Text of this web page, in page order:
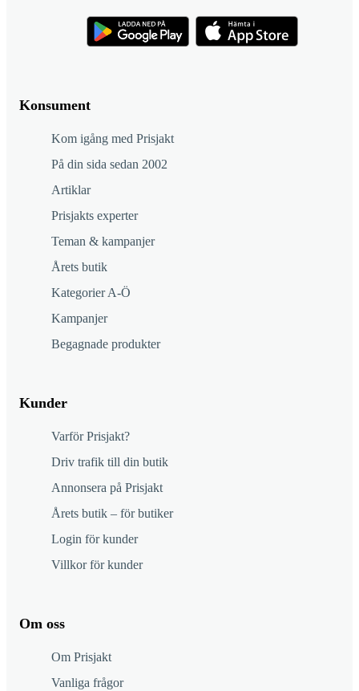
Konsument
Kom igång med Prisjakt
På din sida sedan 2002
Artiklar
Prisjakts experter
Teman & kampanjer
Årets butik
Kategorier A-Ö
Kampanjer
Begagnade produkter
Kunder
Varför Prisjakt?
Driv trafik till din butik
Annonsera på Prisjakt
Årets butik – för butiker
Login för kunder
Villkor för kunder
Om oss
Om Prisjakt
Vanliga frågor